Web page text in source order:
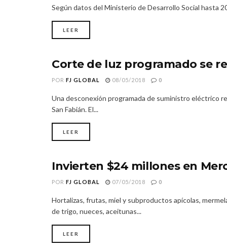
Según datos del Ministerio de Desarrollo Social hasta
LEER
REGIÓN DE ÑUBLE
Corte de luz programado se
POR FJ GLOBAL 08/05/2018 0
Una desconexión programada de suministro eléctrico
San Fabián. El...
LEER
REGIÓN DE ÑUBLE
Invierten $24 millones en
POR FJ GLOBAL 07/05/2018 0
Hortalizas, frutas, miel y subproductos apícolas,
de trigo, nueces, aceitunas...
LEER